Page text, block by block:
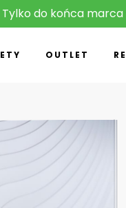
Tylko do końca
OUTLET